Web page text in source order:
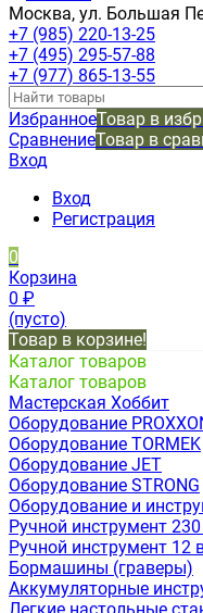
Москва, ул. Большая
+7 (985) 220-13-25
+7 (495) 295-57-88
+7 (977) 865-13-55
ИзбранноеТовар в
СравнениеТовар в
Вход
Вход
Регистрация
0
Корзина
0 ₽
(пусто)
Товар в корзине!
Каталог товаров
Каталог товаров
Мастерская Хоббит
Оборудование
Оборудование TORMEK
Оборудование JET
Оборудование STRONG
Оборудование и
Ручной инструмент
Ручной инструмент 12
Бормашины (граверы)
Аккумуляторные